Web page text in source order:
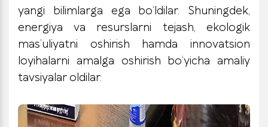
yangi bilimlarga ega bo‘ldilar. Shuningdek,
energiya va resurslarni tejash, ekologik
mas’uliyatni oshirish hamda innovatsion
loyihalarni amalga oshirish bo‘yicha amaliy
tavsiyalar oldilar.